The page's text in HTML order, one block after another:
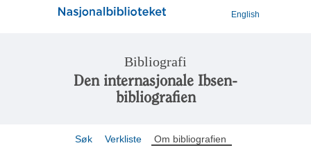
English
Bibliografi
Den internasjonale Ibsen-
bibliografien
Søk Verkliste Om bibliografien